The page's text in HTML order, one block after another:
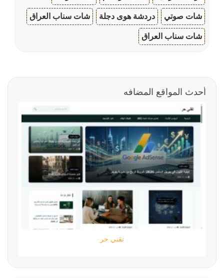
شات صوتي دردشة هوى دجلة شات سناب العراق
شات سناب العراق
أحدث المواقع المضافه
تقني حر